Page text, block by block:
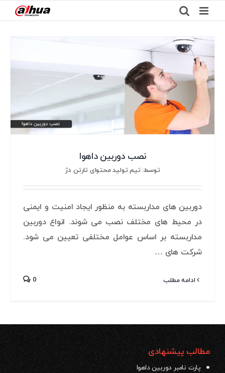
to
content
نصب دوربین داهوا
توسط: تیم تولید محتوای تارتن دژ
دوربین های مداربسته به منظور ایجاد امنیت و ایمنی
در محیط های مختلف نصب می شوند. انواع دوربین
مداربسته بر اساس عوامل مختلفی تعیین می شود.
شرکت های …
ادامه مطلب 0
مطالب پیشنهادی
پارت نامبر دوربین داهوا